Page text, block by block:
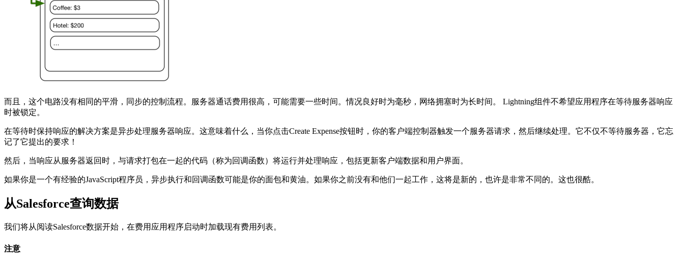
而且，这个电路没有相同的平滑，同步的控制流程。服务器通话费用很高，可能需要一些时间。情况良好时为毫秒，网络拥塞时为长时间。 Lightning组件不希望应用程序在等待服务器响应
时被锁定。
在等待时保持响应的解决方案是异步处理服务器响应。这意味着什么，当你点击Create Expense按钮时，你的客户端控制器触发一个服务器请求，然后继续处理。它不仅不等待服务器，它忘
记了它提出的要求！
然后，当响应从服务器返回时，与请求打包在一起的代码（称为回调函数）将运行并处理响应，包括更新客户端数据和用户界面。
如果你是一个有经验的JavaScript程序员，异步执行和回调函数可能是你的面包和黄油。如果你之前没有和他们一起工作，这将是新的，也许是非常不同的。这也很酷。
从Salesforce查询数据
我们将从阅读Salesforce数据开始，在费用应用程序启动时加载现有费用列表。
注意